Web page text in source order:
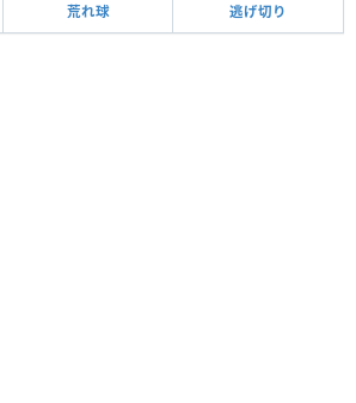
荒れ球 逃げ切り